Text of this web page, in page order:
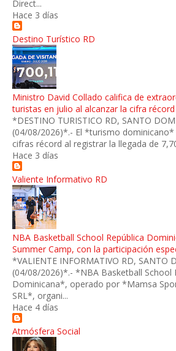
Direct...
Hace 3 días
Destino Turístico RD
Ministro David Collado califica de
turistas en julio al alcanzar la cifra
*DESTINO TURISTICO RD, SANTO
(04/08/2026)*.- El *turismo dominicano*
cifras récord al registrar la llegada de
Hace 3 días
Valiente Informativo RD
NBA Basketball School República
Summer Camp, con la participación
*VALIENTE INFORMATIVO RD, SANTO
(04/08/2026)*.- *NBA Basketball School
Dominicana*, operado por *Mamsa
SRL*, organi...
Hace 4 días
Atmósfera Social